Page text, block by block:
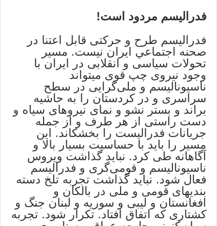
فدرالیسم مردود است!
فدرالیسم طرح و حرکتى قابل اعتنا در
صحنه اجتماعي ایران نیست. مسیر
تحولات سیاسى و انقلابى در ایران با
وجود نیروی چپ قوی ميتواند
ناسیونالیسم و ملى‌گرایى در سطح
سراسری و در کردستان را به حاشیه
براند و بستر نشو و نمای نیروهای سیاه و
دست راستى از هر طرف و از جمله
جریانات فدرالیست را بخشکاند. این
مسیر را بايد با حساسیت بسیار بالا و
آگاهانه طى کرد. نباید گذاشت ویروس
ناسیونالیسم و قومى‌گری و فدرالیسم
فعال شود. نباید گذاشت تجربه تلخ دسته
‌بندیهای قومى و ملى در بالکان و
افغانستان و لیبی و سوریه و لبنان جنگ و
کشتاری که اتفاق افتاد. تکرار شود. تجربه